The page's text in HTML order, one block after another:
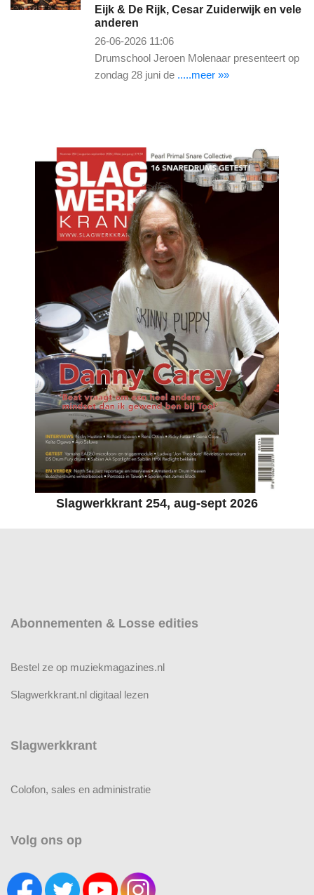
Eijk & De Rijk, Cesar Zuiderwijk en vele
anderen
26-06-2026 11:06
Drumschool Jeroen Molenaar presenteert op
zondag 28 juni de .....meer »»
Slagwerkkrant 254, aug-sept 2026
Abonnementen & Losse edities
Bestel ze op muziekmagazines.nl
Slagwerkkrant.nl digitaal lezen
Slagwerkkrant
Colofon, sales en administratie
Volg ons op